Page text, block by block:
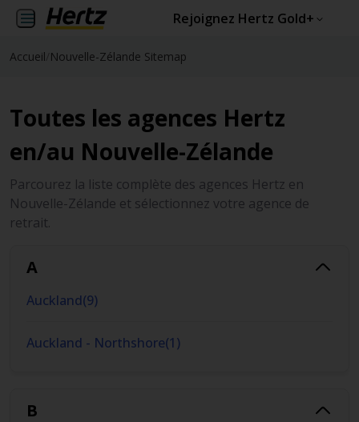
Rejoignez Hertz Gold+
Accueil Nouvelle-Zélande Sitemap
Toutes les agences Hertz
en/au Nouvelle-Zélande
Parcourez la liste complète des agences Hertz en
Nouvelle-Zélande et sélectionnez votre agence de
retrait.
A
Auckland(9)
Auckland - Northshore(1)
B